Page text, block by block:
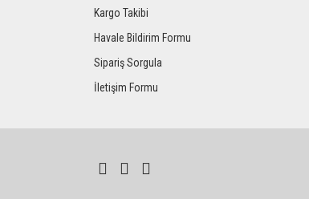
Bu ürüne benzer farklı alternatifler olmalı.
Kargo Takibi
Havale Bildirim Formu
Sipariş Sorgula
İletişim Formu